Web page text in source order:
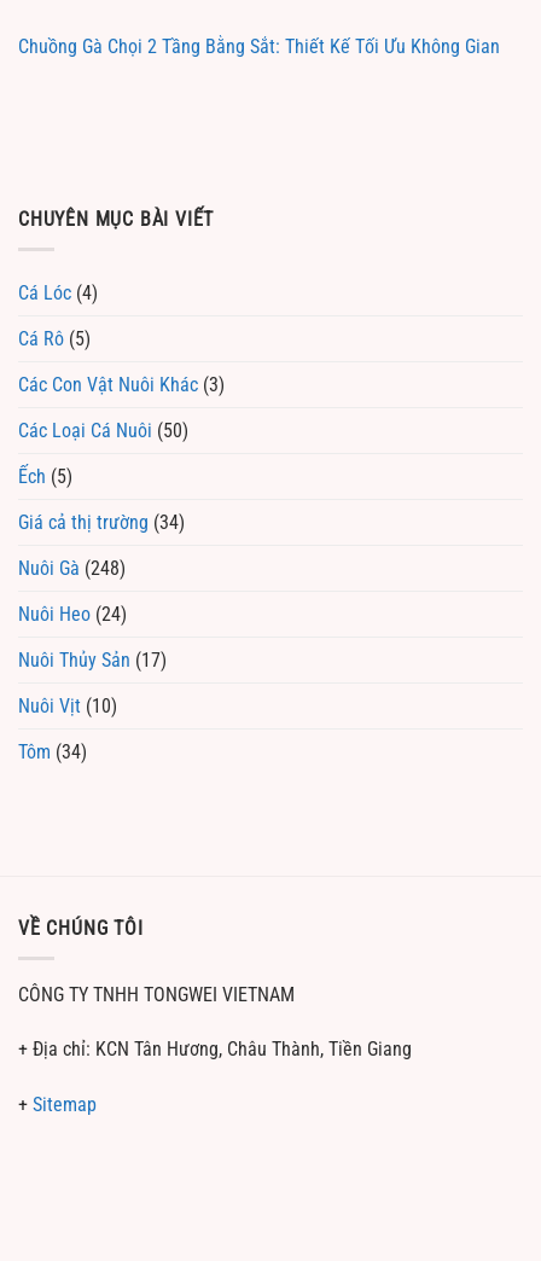
Chuồng Gà Chọi 2 Tầng Bằng Sắt: Thiết Kế Tối Ưu Không Gian
CHUYÊN MỤC BÀI VIẾT
Cá Lóc (4)
Cá Rô (5)
Các Con Vật Nuôi Khác (3)
Các Loại Cá Nuôi (50)
Ếch (5)
Giá cả thị trường (34)
Nuôi Gà (248)
Nuôi Heo (24)
Nuôi Thủy Sản (17)
Nuôi Vịt (10)
Tôm (34)
VỀ CHÚNG TÔI
CÔNG TY TNHH TONGWEI VIETNAM
+ Địa chỉ: KCN Tân Hương, Châu Thành, Tiền Giang
+ Sitemap